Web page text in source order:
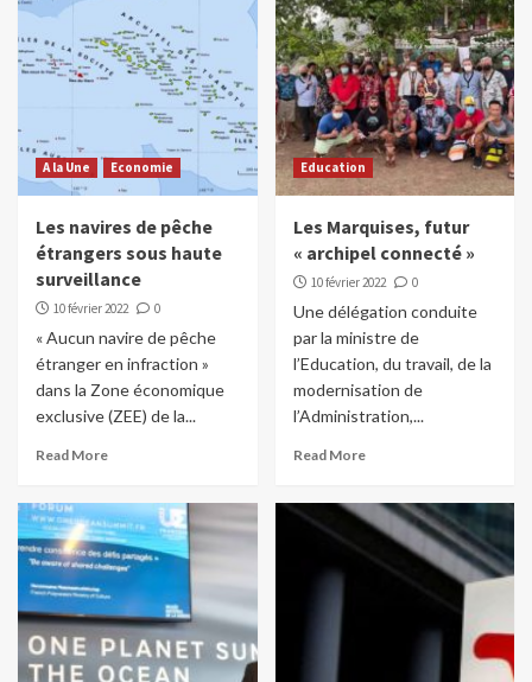
A la Une Economie
Les navires de pêche
étrangers sous haute
surveillance
10 février 2022 0
« Aucun navire de pêche
étranger en infraction »
dans la Zone économique
exclusive (ZEE) de la...
Read More
Education
Les Marquises, futur
« archipel connecté »
10 février 2022 0
Une délégation conduite
par la ministre de
l’Education, du travail, de la
modernisation de
l’Administration,...
Read More